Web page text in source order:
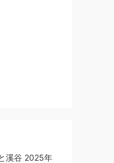
溪谷 2025年